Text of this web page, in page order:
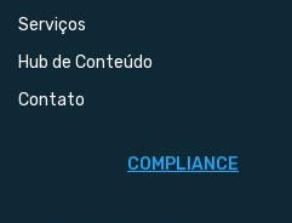
Serviços
Hub de Conteúdo
Contato
COMPLIANCE